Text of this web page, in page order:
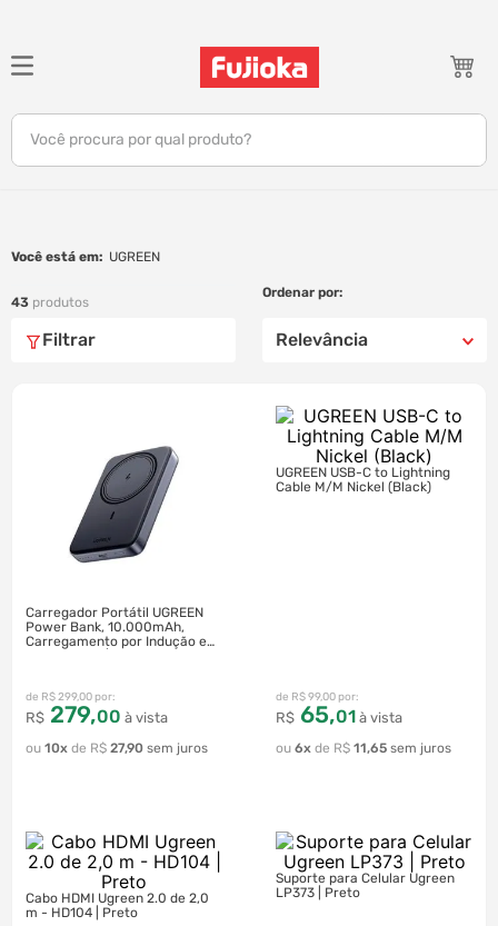
Você procura por qual produto?
UGREEN
43 produtos
Filtrar Relevância
Carregador Portátil UGREEN
Power Bank, 10.000mAh,
Carregamento por Indução e
R$299,00
R$ 279,00 à vista
10 R$ 27,90
UGREEN USB-C to Lightning
Cable M/M Nickel (Black)
R$99,00
R$ 65,01 à vista
6 R$ 11,65
Cabo HDMI Ugreen 2.0 de 2,0
m - HD104 | Preto
Suporte para Celular Ugreen
LP373 | Preto
TERMOS MAIS BUSCADOS
1º
notebook
tablet
ar condicionado
monitor
caixa som